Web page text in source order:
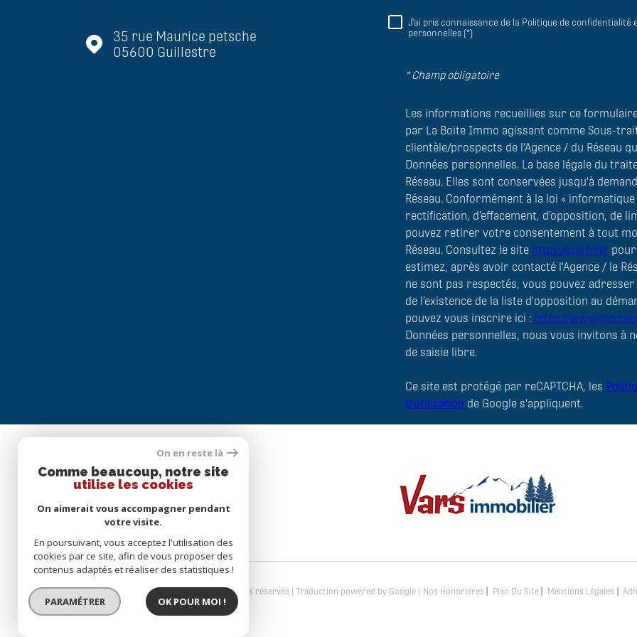
35 rue Maurice petsche
05600
Guillestre
RÈGLEMENTATION
J'ai pris connaissance de la Politique de
personnelles (*)
* Champ obligatoire
Les informations recueillies sur ce
par La Boite Immo agissant comme Sous-
clientèle/prospects de l'Agence / du Réseau
Données personnelles. La base légale du
Réseau. Elles sont conservées jusqu'à
Réseau. Conformément à la loi «
rectification, d’effacement, d’opposition, de
pouvez retirer votre consentement à tout
Réseau. Consultez le site https://cnil.fr/fr
estimez, après avoir contacté l'Agence / le
ne sont pas respectés, vous pouvez
de l’existence de la liste d'opposition au
pouvez vous inscrire ici : https://
Données personnelles, nous vous invitons à
de saisie libre.
Ce site est protégé par reCAPTCHA, les
d'utilisation de Google s'appliquent.
SE CONNECTER
ESPACE PROPRIÉTAIRE
© 2026 | Tous droits réservés | Traduction powered by Google | Nos Honoraires Plan Du Site Mentions Légales
On en reste là
Comme beaucoup, notre site
utilise les cookies
On aimerait vous accompagner pendant
votre visite.
En poursuivant, vous acceptez l'utilisation des
cookies par ce site, afin de vous proposer des
contenus adaptés et réaliser des statistiques !
PARAMÉTRER OK POUR MOI !